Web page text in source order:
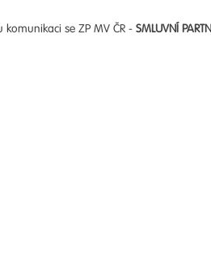
komunikaci se ZP MV ČR - SMLUVNÍ